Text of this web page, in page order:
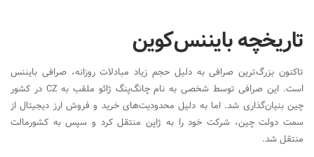
تاریخچه بایننس‌کوین
تاکنون بزرگ‌ترین صرافی به دلیل حجم زیاد مبادلات روزانه، صرافی بایننس
است. این صرافی توسط شخصی به نام چانگ‌پنگ ژائو ملقب بهCZ در کشور
چین بنیانگذاری شد. اما به دلیل محدودیت‌های خرید و فروش ارز دیجیتال از
سمت دولت‌ چین، شرکت خود را به ژاپن منتقل کرد و سپس به کشورمالت
منتقل شد.